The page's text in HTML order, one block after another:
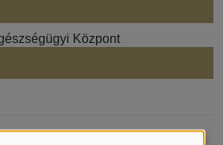
Központ